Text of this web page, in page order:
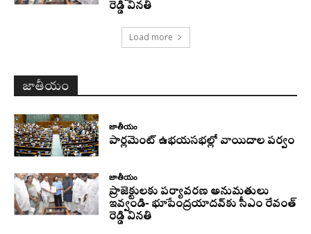
రెడ్డి వినతి
Load more
జాతీయం
జాతీయం
పార్లమెంట్ ఉభయసభల్లో వాయిదాల పర్వం
జాతీయం
ప్రాజెక్టులకు పర్యావరణ అనుమతులు
ఇవ్వండి- భూపేంద్రయాదవ్‌కు సీఎం రేవంత్‌
రెడ్డి వినతి